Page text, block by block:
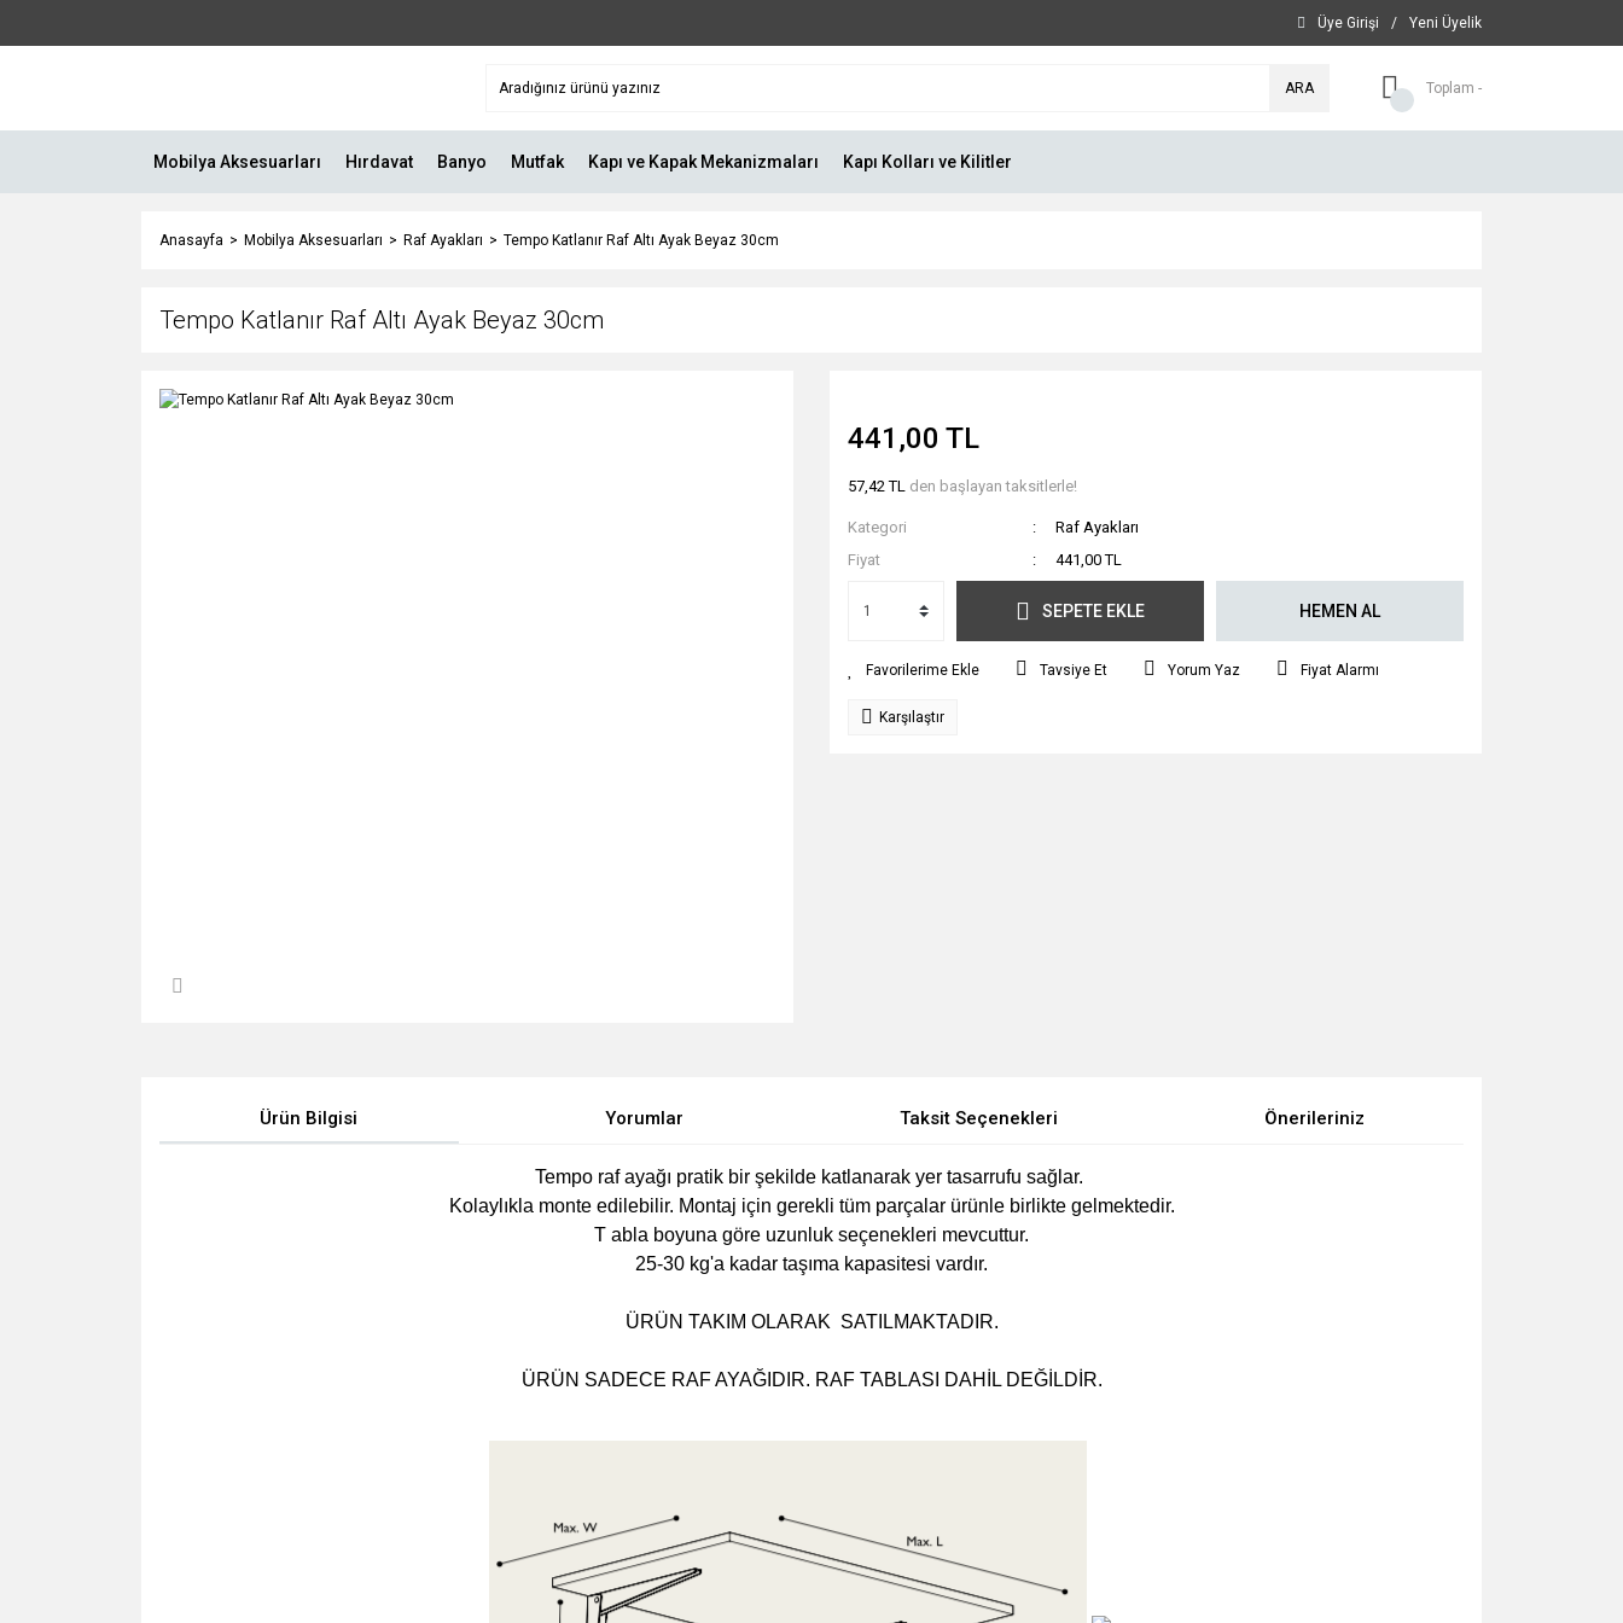
Üye Girişi / Yeni Üyelik
ARA Toplam -
Mobilya Aksesuarları Hırdavat Banyo Mutfak Kapı ve Kapak Mekanizmaları Kapı Kolları ve Kilitler
Anasayfa Mobilya Aksesuarları Raf Ayakları Tempo Katlanır Raf Altı Ayak Beyaz 30cm
Tempo Katlanır Raf Altı Ayak Beyaz 30cm
441,00 TL
57,42 TL den başlayan taksitlerle!
Kategori
Raf Ayakları
Fiyat
441,00 TL
SEPETE EKLE HEMEN AL
Tavsiye Et Yorum Yaz Fiyat Alarmı
Karşılaştır
Ürün Bilgisi Yorumlar Taksit Seçenekleri Önerileriniz
Tempo raf ayağı pratik bir şekilde katlanarak yer tasarrufu sağlar.
Kolaylıkla monte edilebilir. Montaj için gerekli tüm parçalar ürünle birlikte gelmektedir.
T abla boyuna göre uzunluk seçenekleri mevcuttur.
25-30 kg'a kadar taşıma kapasitesi vardır.
ÜRÜN TAKIM OLARAK SATILMAKTADIR.
ÜRÜN SADECE RAF AYAĞIDIR. RAF TABLASI DAHİL DEĞİLDİR.